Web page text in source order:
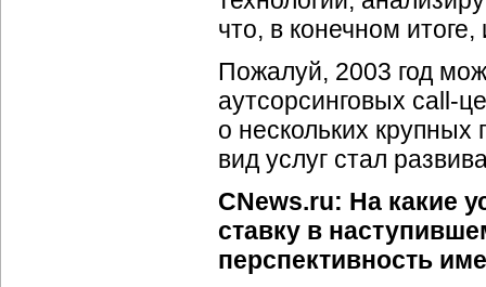
что, в конечном
Пожалуй, 2003 год
аутсорсинговых call-
о нескольких
вид услуг стал
CNews.ru: На какие
ставку в
перспективность